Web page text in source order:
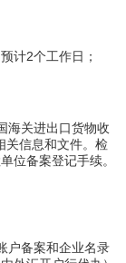
计2个工作日；
海关进出口货物收
关信息和文件。检
位备案登记手续。
户备案和企业名录